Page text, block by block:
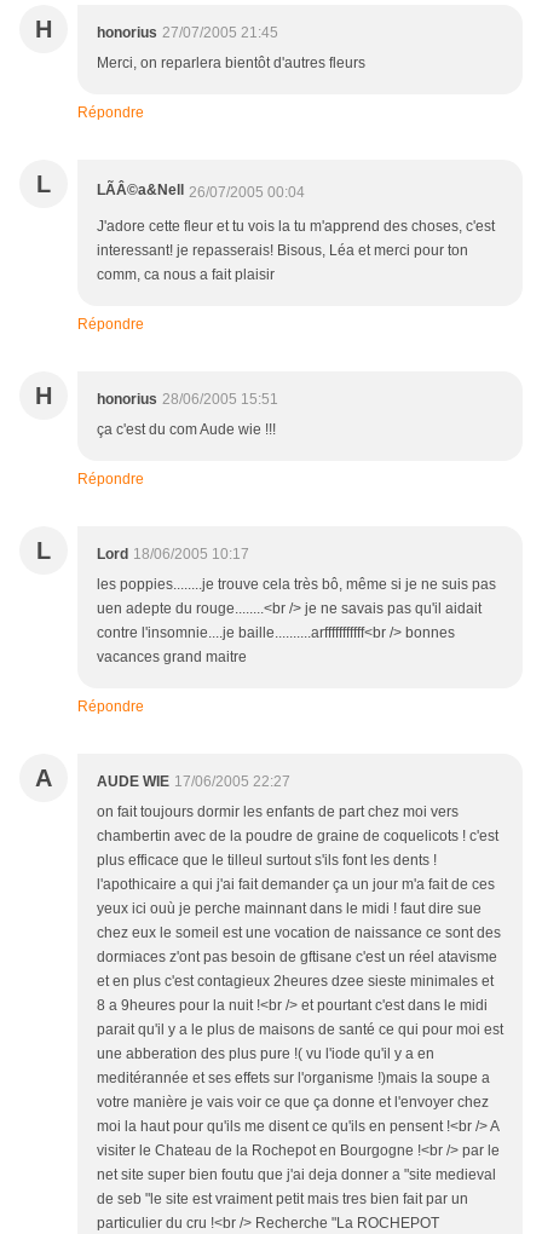
H honorius 27/07/2005 21:45
Merci, on reparlera bientôt d'autres fleurs
Répondre
L LÃÂ©a&Nell 26/07/2005 00:04
J'adore cette fleur et tu vois la tu m'apprend des choses, c'est
interessant! je repasserais! Bisous, Léa et merci pour ton
comm, ca nous a fait plaisir
Répondre
H honorius 28/06/2005 15:51
ça c'est du com Aude wie !!!
Répondre
L Lord 18/06/2005 10:17
les poppies........je trouve cela très bô, même si je ne suis pas
uen adepte du rouge........<br /> je ne savais pas qu'il aidait
contre l'insomnie....je baille..........arfffffffffff<br /> bonnes
vacances grand maitre
Répondre
A AUDE WIE 17/06/2005 22:27
on fait toujours dormir les enfants de part chez moi vers
chambertin avec de la poudre de graine de coquelicots ! c'est
plus efficace que le tilleul surtout s'ils font les dents !
l'apothicaire a qui j'ai fait demander ça un jour m'a fait de ces
yeux ici ouù je perche mainnant dans le midi ! faut dire sue
chez eux le someil est une vocation de naissance ce sont des
dormiaces z'ont pas besoin de gftisane c'est un réel atavisme
et en plus c'est contagieux 2heures dzee sieste minimales et
8 a 9heures pour la nuit !<br /> et pourtant c'est dans le midi
parait qu'il y a le plus de maisons de santé ce qui pour moi est
une abberation des plus pure !( vu l'iode qu'il y a en
meditérannée et ses effets sur l'organisme !)mais la soupe a
votre manière je vais voir ce que ça donne et l'envoyer chez
moi la haut pour qu'ils me disent ce qu'ils en pensent !<br /> A
visiter le Chateau de la Rochepot en Bourgogne !<br /> par le
net site super bien foutu que j'ai deja donner a "site medieval
de seb "le site est vraiment petit mais tres bien fait par un
particulier du cru !<br /> Recherche "La ROCHEPOT